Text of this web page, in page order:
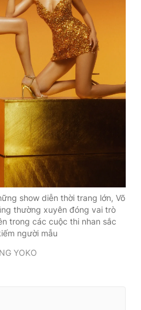
show diễn thời trang lớn, Võ
thường xuyên đóng vai trò
trong các cuộc thi nhan sắc
người mẫu
YOKO